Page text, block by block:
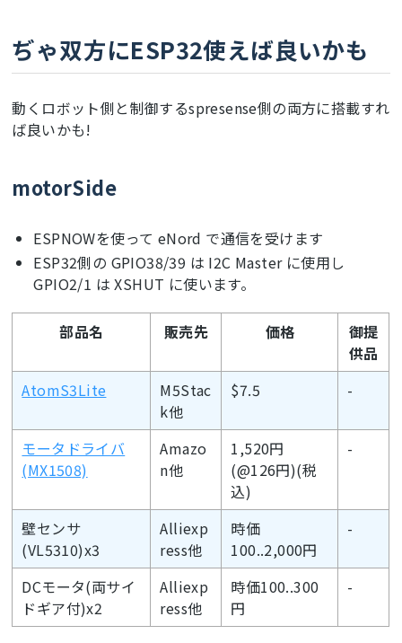
ぢゃ双方にESP32使えば良いかも
動くロボット側と制御するspresense側の両方に搭載すれ
ば良いかも!
motorSide
ESPNOWを使って eNord で通信を受けます
ESP32側の GPIO38/39 は I2C Master に使用し
GPIO2/1 は XSHUT に使います。
部品名 販売先 価格
御提
供品
AtomS3Lite
M5Stac
k他
$7.5 -
モータドライバ
(MX1508)
Amazo
n他
1,520円
(@126円)(税
込)
-
壁センサ
(VL5310)x3
Alliexp
ress他
時価
100..2,000円
-
DCモータ(両サイ
ドギア付)x2
Alliexp
ress他
時価100..300
円
-